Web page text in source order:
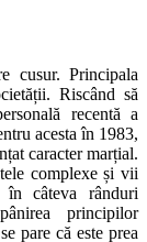
cusur. Principala
Riscând să
recentă a
acesta în 1983,
caracter marțial.
complexe și vii
câteva rânduri
principilor
pare că este prea